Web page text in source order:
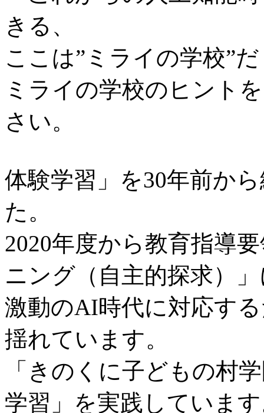
きる、
ここは”ミライの学校”
ミライの学校のヒント
さい。
体験学習」を30年前か
た。
2020年度から教育指導
ニング（自主的探求）
激動のAI時代に対応す
揺れています。
「きのくに子どもの村
学習」を実践していま